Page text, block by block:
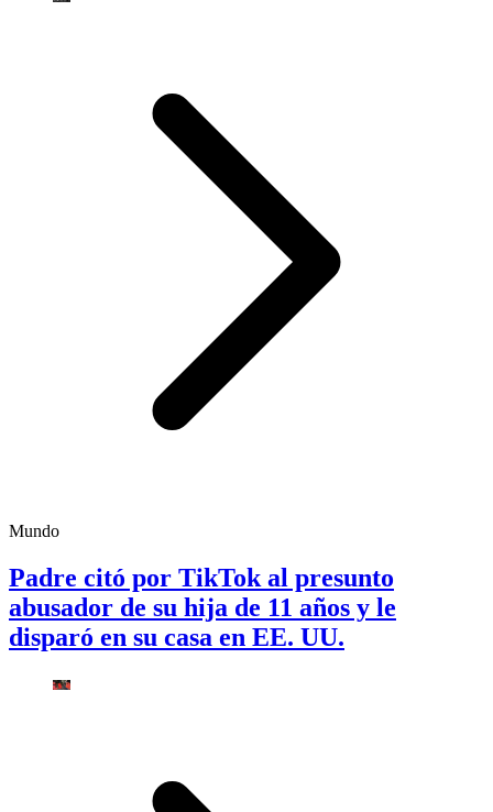
Mundo
Padre citó por TikTok al presunto
abusador de su hija de 11 años y le
disparó en su casa en EE. UU.